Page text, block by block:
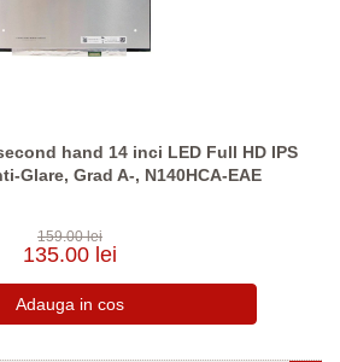
hand 14 inci LED Full HD IPS
Glare, Grad A-, N140HCA-EAE
159.00 lei
135.00 lei